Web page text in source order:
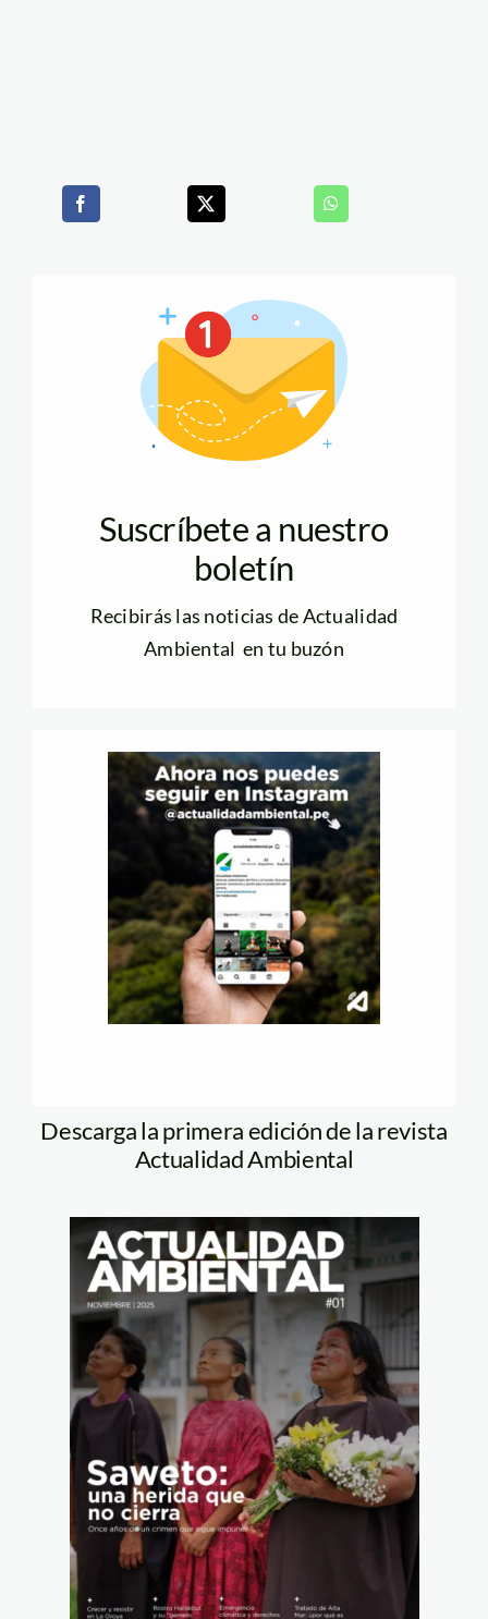
Suscríbete a nuestro
boletín
Recibirás las noticias de Actualidad
Ambiental en tu buzón
Descarga la primera edición de la revista
Actualidad Ambiental